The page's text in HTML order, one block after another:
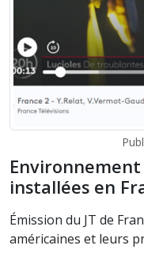
Environnement
installées en
Émission du JT de
américaines et leurs